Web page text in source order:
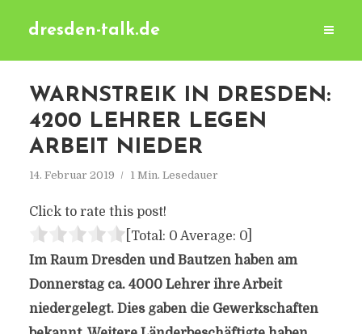
dresden-talk.de
WARNSTREIK IN DRESDEN:
4200 LEHRER LEGEN
ARBEIT NIEDER
14. Februar 2019 1 Min. Lesedauer
Click to rate this post!
[Total: 0 Average: 0]
Im Raum Dresden und Bautzen haben am
Donnerstag ca. 4000 Lehrer ihre Arbeit
niedergelegt. Dies gaben die Gewerkschaften